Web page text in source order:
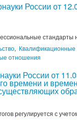
России от
стандарты
, Квалификационные
отношения
России от
времени и
регулируется с